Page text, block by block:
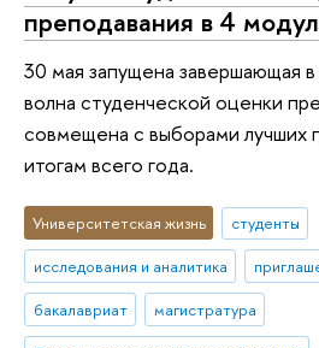
преподавания в 4
30 мая запущена завершающая
волна студенческой оценки
совмещена с выборами лучших
итогам всего года.
Университетская жизнь
студенты
исследования и аналитика
бакалавриат
магистратура